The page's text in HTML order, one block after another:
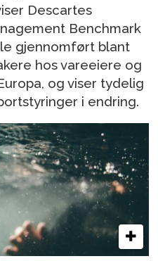
Descartes
Benchmark
gjennomført blant
hos vareeiere og
og viser tydelig
i endring.